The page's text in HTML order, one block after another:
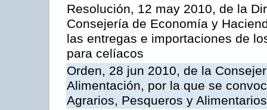
Resolución, 12 may 2010, de la
Consejería de Economía y
las entregas e importaciones de
para celíacos
Orden, 28 jun 2010, de la
Alimentación, por la que se
Agrarios, Pesqueros y